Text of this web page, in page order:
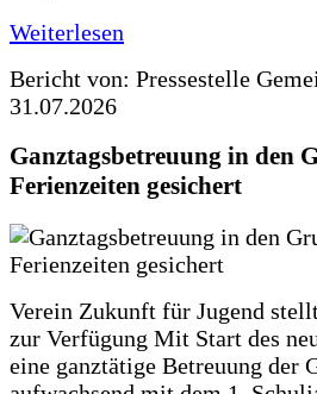
Weiterlesen
Bericht von: Pressestelle
31.07.2026
Ganztagsbetreuung in den
Ferienzeiten gesichert
Verein Zukunft für Jugend
zur Verfügung Mit Start des
eine ganztätige Betreuung der